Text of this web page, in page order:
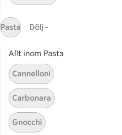
Här hittar du alla goda
Start
Pasta Dölj -
Allt inom Pasta
Cannelloni
Carbonara
Gnocchi